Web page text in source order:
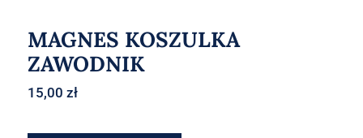
MAGNES KOSZULKA
ZAWODNIK
15,00zł